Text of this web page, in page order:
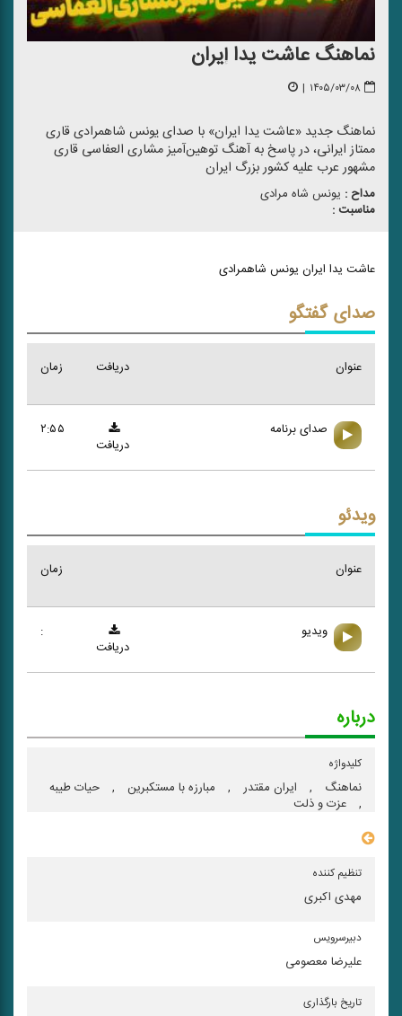
نماهنگ عاشت یدا إیران
۱۴۰۵/۰۳/۰۸ |
نماهنگ جدید «عاشت یدا ایران» با صدای یونس شاهمرادی قاری
ممتاز ایرانی، در پاسخ به آهنگ توهین‌آمیز مشاری العفاسی قاری
مشهور عرب علیه کشور بزرگ ایران
مداح : یونس شاه مرادی
مناسبت :
عاشت یدا ایران یونس شاهمرادی
صدای گفتگو
عنوان زمان دریافت
صدای برنامه
۲:۵۵
دریافت
ویدئو
عنوان زمان
ویدیو
:
دریافت
درباره
کلیدواژه
نماهنگ , ایران مقتدر , مبارزه با مستكبرین ,
حیات طیبه
,
عزت و ذلت
تنظیم کننده
مهدی اکبری
دبیرسرویس
علیرضا معصومی
تاریخ بارگذاری